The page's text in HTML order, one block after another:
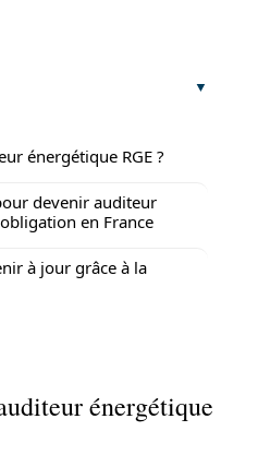
énergétique RGE ?
devenir auditeur
en France
à jour grâce à la
énergétique